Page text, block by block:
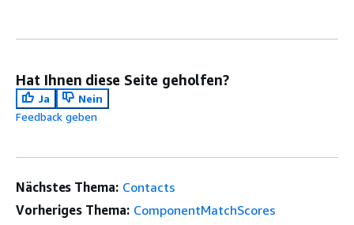
Hat Ihnen diese Seite geholfen?
Ja
Nein
Feedback geben
Nächstes Thema: Contacts
Vorheriges Thema: ComponentMatchScores